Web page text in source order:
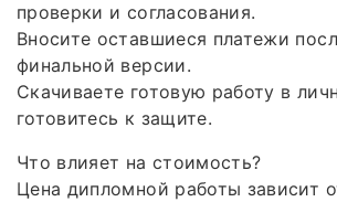
проверки и согласования.
Вносите оставшиеся платежи
финальной версии.
Скачиваете готовую работу в
готовитесь к защите.
Что влияет на стоимость?
Цена дипломной работы зависит